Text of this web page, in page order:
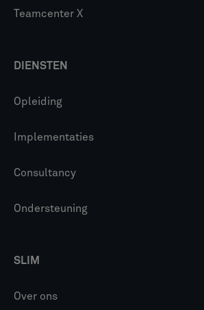
Teamcenter X
DIENSTEN
Opleiding
Implementaties
Consultancy
Ondersteuning
SLIM
Over ons